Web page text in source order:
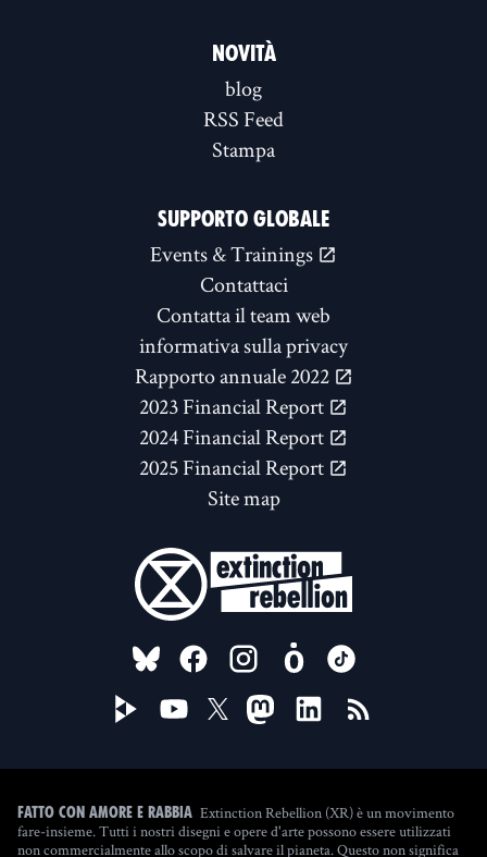
NOVITÀ
blog
RSS Feed
Stampa
SUPPORTO GLOBALE
Events & Trainings
Contattaci
Contatta il team web
informativa sulla privacy
Rapporto annuale 2022
2023 Financial Report
2024 Financial Report
2025 Financial Report
Site map
FOLLOW US ON
Fatto con amore e rabbia Extinction Rebellion (XR) è un movimento
fare-insieme. Tutti i nostri disegni e opere d'arte possono essere utilizzati
non commercialmente allo scopo di salvare il pianeta. Questo non significa